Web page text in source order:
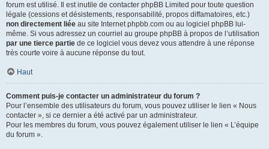
forum est utilisé. Il est inutile de contacter phpBB Limited pour toute question
légale (cessions et désistements, responsabilité, propos diffamatoires, etc.)
non directement liée au site Internet phpbb.com ou au logiciel phpBB lui-
même. Si vous adressez un courriel au groupe phpBB à propos de l’utilisation
par une tierce partie de ce logiciel vous devez vous attendre à une réponse
très courte voire à aucune réponse du tout.
Haut
Comment puis-je contacter un administrateur du forum ?
Pour l’ensemble des utilisateurs du forum, vous pouvez utiliser le lien « Nous
contacter », si ce dernier a été activé par un administrateur.
Pour les membres du forum, vous pouvez également utiliser le lien « L’équipe
du forum ».